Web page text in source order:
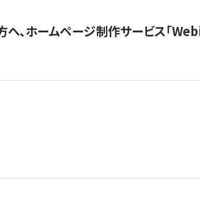
へ、ホームページ制作サービス「